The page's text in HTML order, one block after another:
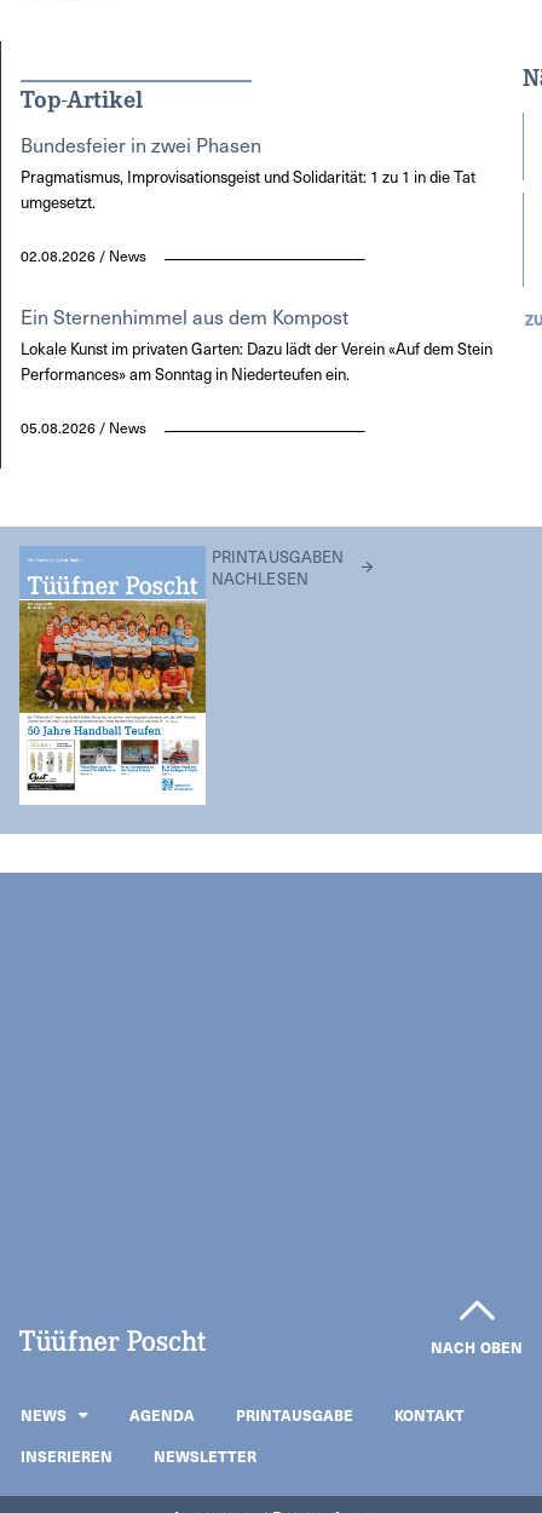
Top-Artikel
Bundesfeier in zwei Phasen
Pragmatismus, Improvisationsgeist und Solidarität: 1 zu 1 in die Tat
umgesetzt.
02.08.2026 / News
Ein Sternenhimmel aus dem Kompost
Lokale Kunst im privaten Garten: Dazu lädt der Verein «Auf dem Stein
Performances» am Sonntag in Niederteufen ein.
05.08.2026 / News
PRINTAUSGABEN
NACHLESEN
NACH OBEN
NEWS AGENDA PRINTAUSGABE
KONTAKT
INSERIEREN
NEWSLETTER